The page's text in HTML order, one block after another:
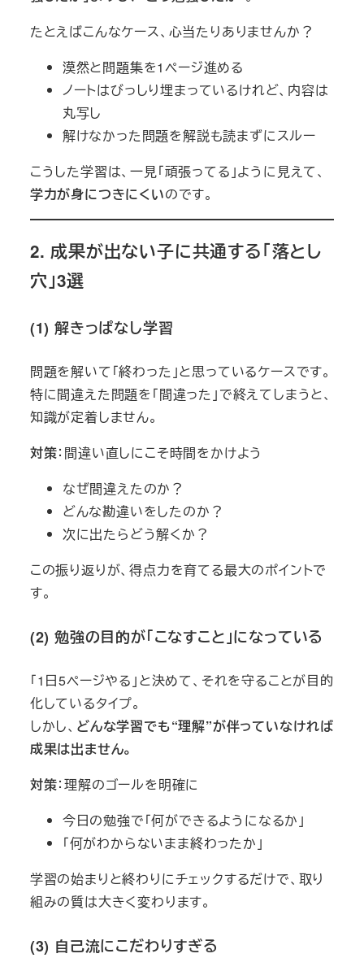
たとえばこんなケース、心当たりありませんか？
漠然と問題集を1ページ進める
ノートはびっしり埋まっているけれど、内容は
丸写し
解けなかった問題を解説も読まずにスルー
こうした学習は、一見「頑張ってる」ように見えて、
学力が身につきにくいのです。
2. 成果が出ない子に共通する「落とし
穴」3選
(1) 解きっぱなし学習
問題を解いて「終わった」と思っているケースです。
特に間違えた問題を「間違った」で終えてしまうと、
知識が定着しません。
対策：間違い直しにこそ時間をかけよう
なぜ間違えたのか？
どんな勘違いをしたのか？
次に出たらどう解くか？
この振り返りが、得点力を育てる最大のポイントで
す。
(2) 勉強の目的が「こなすこと」になっている
「1日5ページやる」と決めて、それを守ることが目的
化しているタイプ。
しかし、 どんな学習でも“理解”が伴っていなければ
成果は出ません。
対策：理解のゴールを明確に
今日の勉強で「何ができるようになるか」
「何がわからないまま終わったか」
学習の始まりと終わりにチェックするだけで、取り
組みの質は大きく変わります。
(3) 自己流にこだわりすぎる